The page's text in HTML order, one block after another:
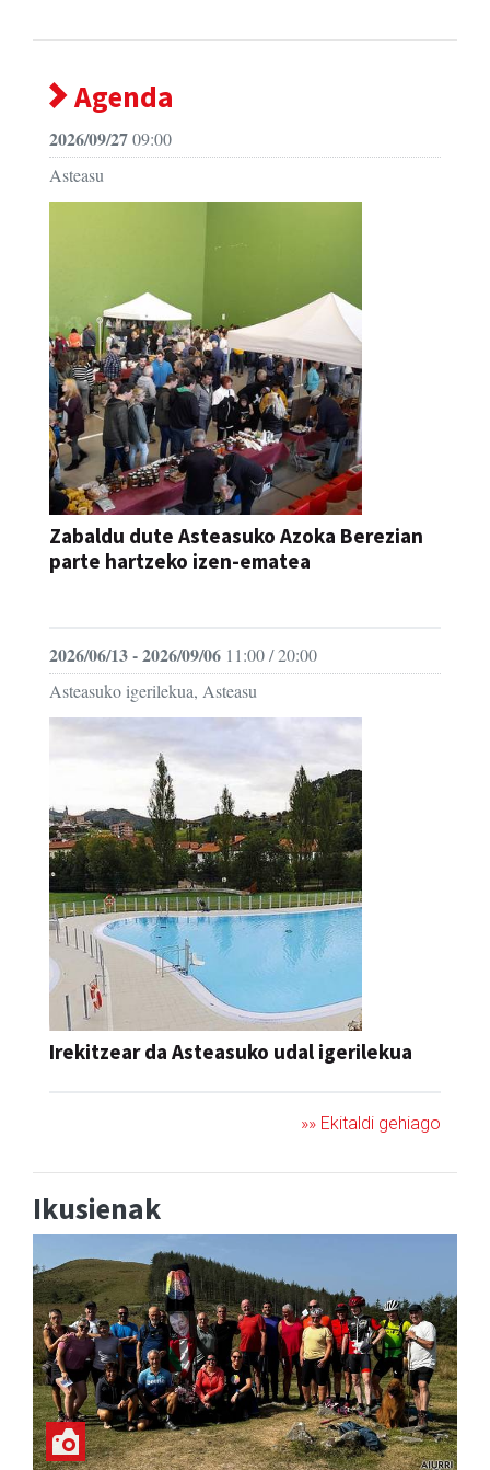
Agenda
2026/09/2709:00
Asteasu
Zabaldu dute Asteasuko Azoka Berezian
parte hartzeko izen-ematea
2026/06/13 - 2026/09/06 11:00 / 20:00
Asteasuko igerilekua, Asteasu
Irekitzear da Asteasuko udal igerilekua
»» Ekitaldi gehiago
Ikusienak